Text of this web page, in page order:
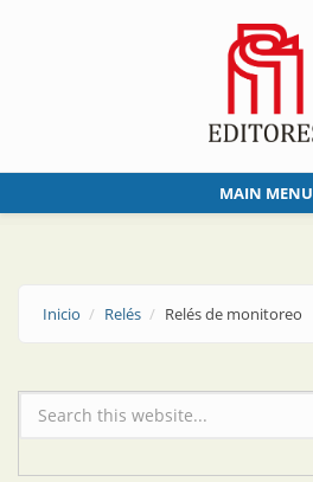
MAIN MENU
Inicio Relés Relés de monitoreo
Formulario de búsqueda